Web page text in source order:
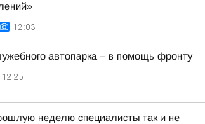
12:03
автопарка – в помощь фронту
12:25
неделю специалисты так и не